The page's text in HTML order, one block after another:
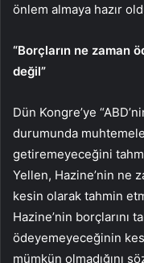
önlem almaya hazır
“Borçların ne zaman
değil”
Dün Kongre’ye
durumunda
getiremeyeceğini
Yellen, Hazine’nin ne
kesin olarak tahmin
Hazine’nin borçlarını
ödeyemeyeceğinin
mümkün olmadığını